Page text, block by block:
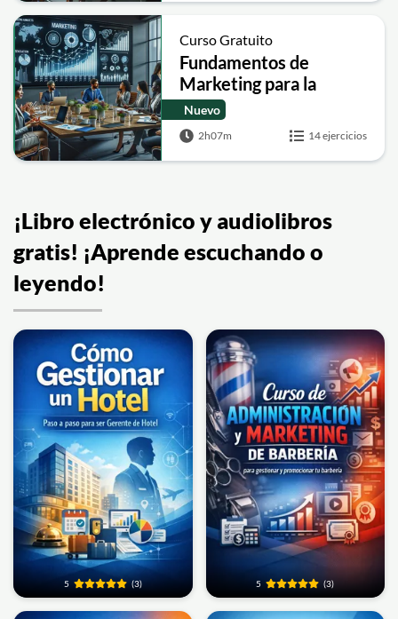
Curso Gratuito
Fundamentos de
Marketing para la
Gerencia
Nuevo
2h07m 14 ejercicios
¡Libro electrónico y audiolibros
gratis! ¡Aprende escuchando o
leyendo!
5 (3) 5 (3)